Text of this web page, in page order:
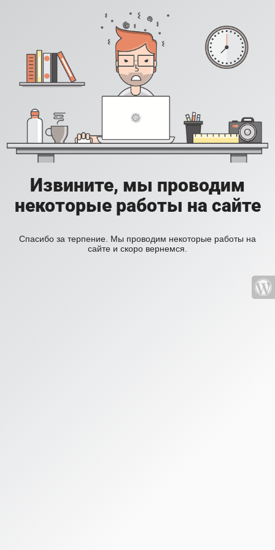
Извините, мы проводим
некоторые работы на сайте
Спасибо за терпение. Мы проводим некоторые работы на
сайте и скоро вернемся.